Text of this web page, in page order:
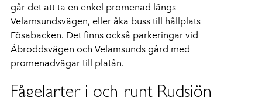
går det att ta en enkel promenad längs
Velamsundsvägen, eller åka buss till hållplats
Fösabacken. Det finns också parkeringar vid
Åbroddsvägen och Velamsunds gård med
promenadvägar till platån.
Fågelarter i och runt Rudsjön